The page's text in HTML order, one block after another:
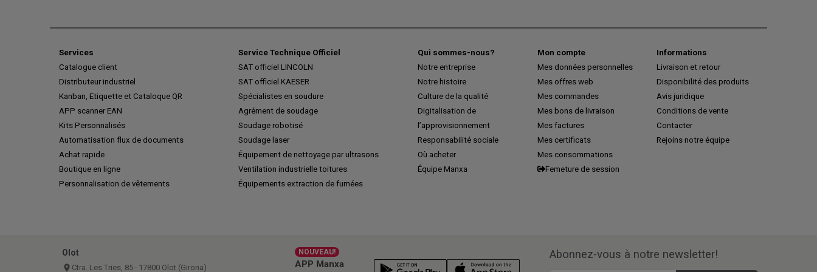
Services
Catalogue client
Distributeur industriel
Kanban, Etiquette et Cataloque QR
APP scanner EAN
Kits Personnalisés
Automatisation flux de documents
Achat rapide
Boutique en ligne
Personnalisation de vêtements
Service Technique Officiel
SAT officiel LINCOLN
SAT officiel KAESER
Spécialistes en soudure
Agrément de soudage
Soudage robotisé
Soudage laser
Équipement de nettoyage par ultrasons
Ventilation industrielle toitures
Équipements extraction de fumées
Qui sommes-nous?
Notre entreprise
Notre histoire
Culture de la qualité
Digitalisation de
l’approvisionnement
Responsabilité sociale
Où acheter
Équipe Manxa
Mon compte
Mes données personnelles
Mes offres web
Mes commandes
Mes bons de livraison
Mes factures
Mes certificats
Mes consommations
Femeture de session
Informations
Livraison et retour
Disponibilité des produits
Avis juridique
Conditions de vente
Contacter
Rejoins notre équipe
Olot
place Ctra. Les Tries, 85 · 17800 Olot (Girona)
NOUVEAU!
APP Manxa
Abonnez-vous à notre newsletter!